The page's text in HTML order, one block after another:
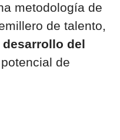
metodología de
de talento,
desarrollo del
de